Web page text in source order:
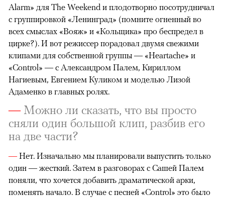
Alarm» для The Weekend и плодотворно посотрудничал
с группировкой «Ленинград» (помните огненный во
всех смыслах «Вояж» и «Кольщика» про беспредел в
цирке?). И вот режиссер порадовал двумя свежими
клипами для собственной группы — «Heartache» и
«Control» — с Александром Палем, Кириллом
Нагиевым, Евгением Куликом и моделью Лизой
Адаменко в главных ролях.
—Можно ли сказать, что вы просто
сняли один большой клип, разбив его
на две части?
— Нет. Изначально мы планировали выпустить только
один — жесткий. Затем в разговорах с Сашей Палем
поняли, что хочется добавить драматической арки,
поменять начало. В случае с песней «Control» это было